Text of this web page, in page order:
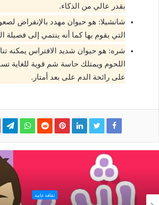
بقدر عالي من الذكاء.
شانشيلا: هو حيوان مهدد بالإنقراض
التي يقوم بها كما أنه ينتمي إلى فصيلة
شره: هو حيوان شديد الافتراس يمكنه
اللحوم ويمتلك حاسة شم قوية للغاية
على رائحة الدم على بعد أمتار.
ثقافة عامة